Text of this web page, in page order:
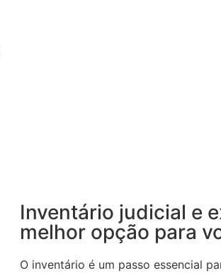
Inventário judicial e
melhor opção para
O inventário é um passo essencial